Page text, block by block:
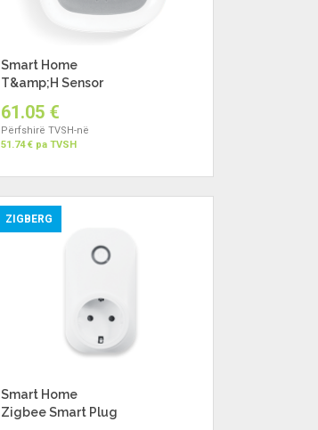
Smart Home
T&amp;H Sensor
61.05 €
Përfshirë TVSH-në
51.74 € pa TVSH
ZIGBERG
Smart Home
Zigbee Smart Plug